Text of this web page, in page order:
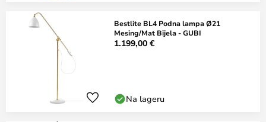
Bestlite BL4 Podna lampa Ø21
Mesing/Mat Bijela - GUBI
1.199,00 €
Na lageru